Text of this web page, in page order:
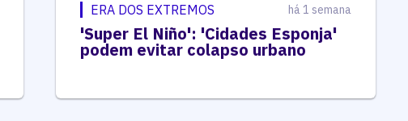
ERA DOS EXTREMOS há 1 semana
'Super El Niño': 'Cidades Esponja'
podem evitar colapso urbano